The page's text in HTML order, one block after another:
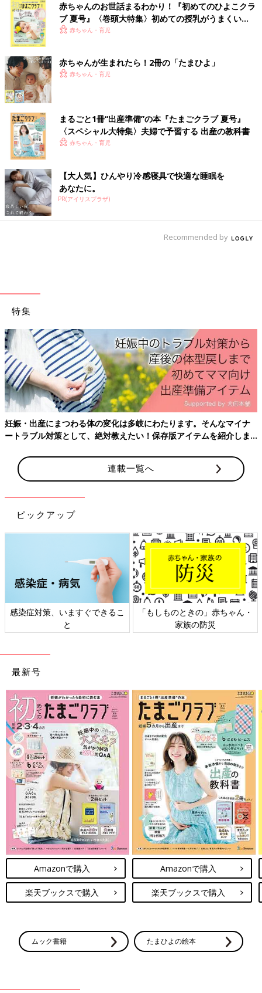
赤ちゃんのお世話まるわかり！『初めてのひよこクラ
ブ 夏号』〈巻頭大特集〉初めての授乳がうまくい
く！ おっぱい・ミルクの基本と夏のトラブル 解決テ
赤ちゃん・育児
赤ちゃんが生まれたら！2冊の「たまひよ」
赤ちゃん・育児
まるごと1冊“出産準備”の本『たまごクラブ 夏号』
〈スペシャル大特集〉夫婦で予習する 出産の教科書
赤ちゃん・育児
【大人気】ひんやり冷感寝具で快適な睡眠を
あなたに。
PR(アイリスプラザ)
Recommended by
特集
妊娠・出産にまつわる体の変化は多岐にわたります。そんなマイナ
ートラブル対策として、絶対教えたい！保存版アイテムを紹介しま
連載一覧へ
ピックアップ
感染症対策、いますぐできるこ
と
「もしものときの」赤ちゃん・
家族の防災
最新号
Amazonで購入
楽天ブックスで購入
Amazonで購入
楽天ブックスで購入
ムック書籍 たまひよの絵本